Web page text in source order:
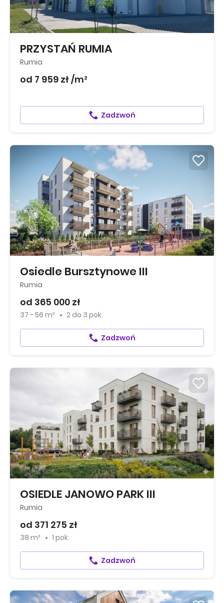
PRZYSTAŃ RUMIA
Rumia
od 7 959 zł /m²
Zadzwoń
Osiedle Bursztynowe III
Rumia
od 365 000 zł
37 - 56 m² 2 do 3 pok.
Zadzwoń
OSIEDLE JANOWO PARK III
Rumia
od 371 275 zł
38 m² 1 pok.
Zadzwoń